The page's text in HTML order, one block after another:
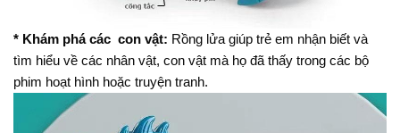
* Khám phá các con vật: Rồng lửa giúp trẻ em nhận biết và
tìm hiểu về các nhân vật, con vật mà họ đã thấy trong các bộ
phim hoạt hình hoặc truyện tranh.